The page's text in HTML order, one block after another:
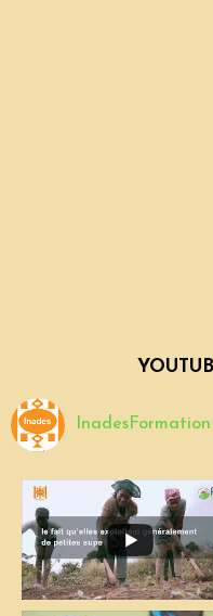
InadesFormation